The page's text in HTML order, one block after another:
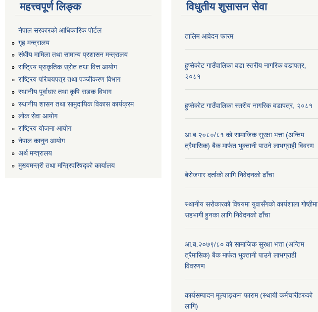
महत्त्वपूर्ण लिङ्क
नेपाल सरकारको आधिकारिक पोर्टल
गृह मन्त्रालय
संघीय मामिला तथा सामान्य प्रशासन मन्त्रालय
राष्ट्रिय प्राकृतिक स्रोत तथा वित्त आयोग
राष्ट्रिय परिचयपत्र तथा पञ्जीकरण विभाग
स्थानीय पूर्वाधार तथा कृषि सडक विभाग
स्थानीय शासन तथा सामुदायिक विकास कार्यक्रम
लोक सेवा आयोग
राष्ट्रिय योजना आयोग
नेपाल कानुन आयोग
अर्थ मन्त्रालय
मुख्यमन्त्री तथा मन्त्रिपरिषद्को कार्यालय
विधुतीय शुसासन सेवा
तालिम आवेदन फारम
हुप्सेकोट गाउँपालिका वडा स्तरीय नागरिक वडापत्र,
२०८१
हुप्सेकोट गाउँपालिका स्तरीय नागरिक वडापत्र, २०८१
आ.ब.२०८०/८१ काे सामाजिक सुरक्षा भत्ता (अन्तिम
त्रैमासिक) बैक मार्फत भुक्तानी पाउने लाभग्राही विवरण
बेरोजगार दर्ताको लागि निवेदनको ढाँचा
स्थानीय सरोकारको विषयमा युवासँगको कार्यशाला गोष्ठीमा
सहभागी हुनका लागि निवेदनको ढाँचा
आ.ब.२०७९/८० काे सामाजिक सुरक्षा भत्ता (अन्तिम
त्रैमासिक) बैक मार्फत भुक्तानी पाउने लाभग्राही
विवरणण
कार्यसम्पादन मूल्याङ्कन फाराम (स्थायी कर्मचारीहरुको
लागि)